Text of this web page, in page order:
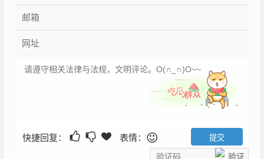
快捷回复： 表情：